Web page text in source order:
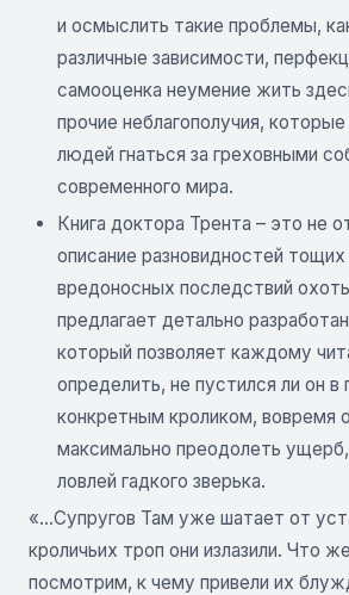
и осмыслить такие проблемы,
различные зависимости,
самооценка неумение жить
прочие неблагополучия,
людей гнаться за греховными
современного мира.
Книга доктора Трента – это не
описание разновидностей тощих
вредоносных последствий
предлагает детально
который позволяет каждому
определить, не пустился ли он в
конкретным кроликом, вовремя
максимально преодолеть
ловлей гадкого зверька.
«…Супругов Там уже шатает от
кроличьих троп они излазили. Что
посмотрим, к чему привели их